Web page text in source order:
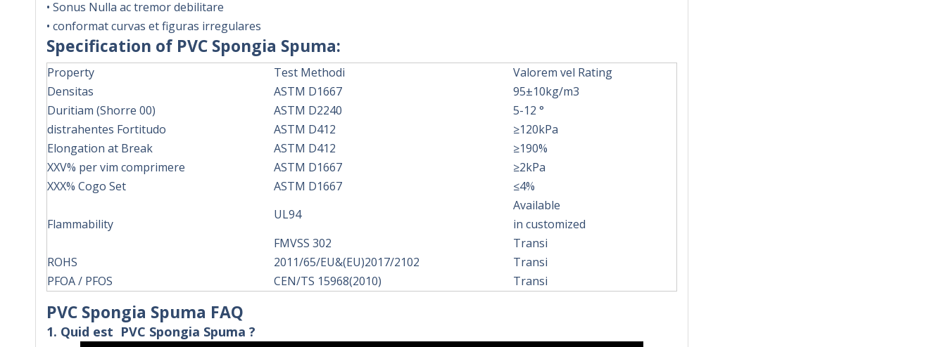
• Sonus Nulla ac tremor debilitare
• conformat curvas et figuras irregulares
Specification of PVC Spongia Spuma:
Property Test Methodi
Valorem vel Rating
Densitas
ASTM D1667
95±10kg/m3
Duritiam (Shorre 00)
ASTM D2240
5-12 °
distrahentes Fortitudo
ASTM D412
≥120kPa
Elongation at Break
ASTM D412
≥190%
XXV% per vim comprimere
ASTM D1667
≥2kPa
XXX% Cogo Set
ASTM D1667 ≤4%
Flammability
UL94
Available
in customized
FMVSS 302
Transi
ROHS
2011/65/EU&(EU)2017/2102
Transi
PFOA / PFOS
CEN/TS 15968(2010) Transi
PVC Spongia Spuma FAQ
1. Quid est PVC Spongia Spuma ?